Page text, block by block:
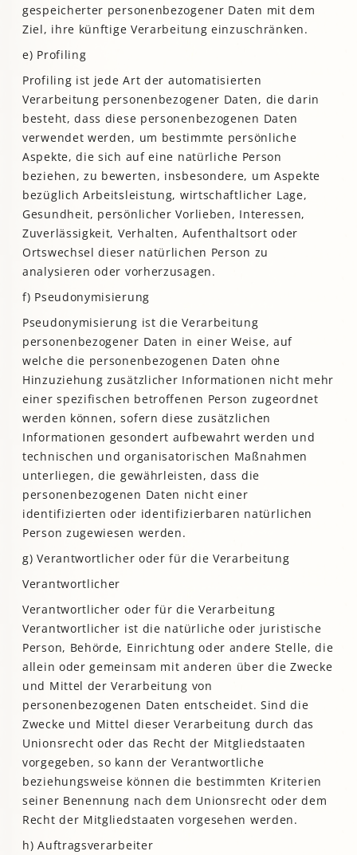
gespeicherter personenbezogener Daten mit dem
Ziel, ihre künftige Verarbeitung einzuschränken.
e) Profiling
Profiling ist jede Art der automatisierten
Verarbeitung personenbezogener Daten, die darin
besteht, dass diese personenbezogenen Daten
verwendet werden, um bestimmte persönliche
Aspekte, die sich auf eine natürliche Person
beziehen, zu bewerten, insbesondere, um Aspekte
bezüglich Arbeitsleistung, wirtschaftlicher Lage,
Gesundheit, persönlicher Vorlieben, Interessen,
Zuverlässigkeit, Verhalten, Aufenthaltsort oder
Ortswechsel dieser natürlichen Person zu
analysieren oder vorherzusagen.
f) Pseudonymisierung
Pseudonymisierung ist die Verarbeitung
personenbezogener Daten in einer Weise, auf
welche die personenbezogenen Daten ohne
Hinzuziehung zusätzlicher Informationen nicht mehr
einer spezifischen betroffenen Person zugeordnet
werden können, sofern diese zusätzlichen
Informationen gesondert aufbewahrt werden und
technischen und organisatorischen Maßnahmen
unterliegen, die gewährleisten, dass die
personenbezogenen Daten nicht einer
identifizierten oder identifizierbaren natürlichen
Person zugewiesen werden.
g) Verantwortlicher oder für die Verarbeitung
Verantwortlicher
Verantwortlicher oder für die Verarbeitung
Verantwortlicher ist die natürliche oder juristische
Person, Behörde, Einrichtung oder andere Stelle, die
allein oder gemeinsam mit anderen über die Zwecke
und Mittel der Verarbeitung von
personenbezogenen Daten entscheidet. Sind die
Zwecke und Mittel dieser Verarbeitung durch das
Unionsrecht oder das Recht der Mitgliedstaaten
vorgegeben, so kann der Verantwortliche
beziehungsweise können die bestimmten Kriterien
seiner Benennung nach dem Unionsrecht oder dem
Recht der Mitgliedstaaten vorgesehen werden.
h) Auftragsverarbeiter